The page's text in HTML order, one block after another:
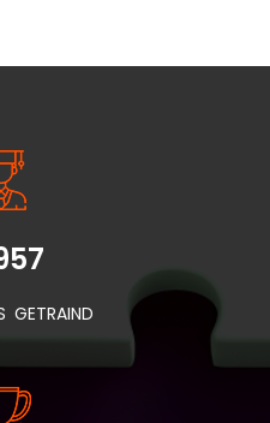
GETRAIND